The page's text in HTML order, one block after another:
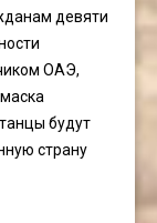
девяти
ОАЭ,
будут
страну